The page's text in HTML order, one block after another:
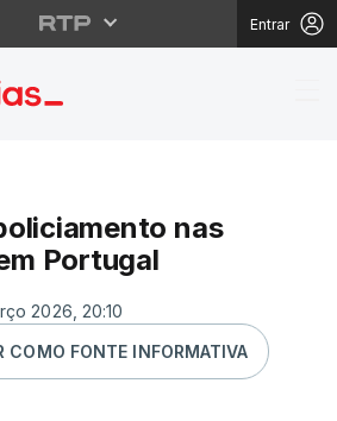
Entrar
nas
Portugal
2026, 20:10
COMO FONTE INFORMATIVA